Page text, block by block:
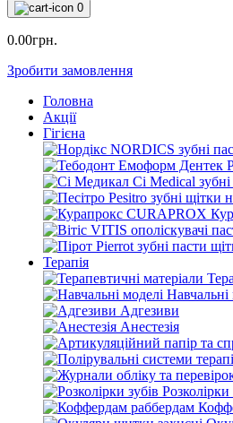
0
0.00грн.
Зробити замовлення
Головна
Акції
Гігієна
Терапія
Навчальні
Адгезиви
Анестезія
Розколірки